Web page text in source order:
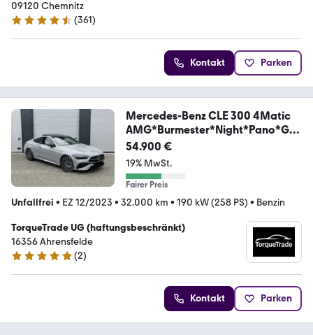
09120 Chemnitz
4.6 Sterne
(361)
Kontakt Parken
Mercedes-Benz CLE 300 4Matic
AMG*Burmester*Night*Pano*GA
RANTIE
54.900 €
19% MwSt.
Fairer Preis
Unfallfrei • EZ 12/2023 • 32.000 km • 190 kW (258 PS) • Benzin
TorqueTrade UG (haftungsbeschränkt)
16356 Ahrensfelde
5 Sterne
(2)
Kontakt Parken